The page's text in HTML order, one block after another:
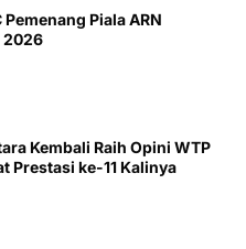
Piala ARN
2026
Kembali Raih Opini WTP
Prestasi ke-11 Kalinya